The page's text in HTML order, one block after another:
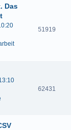
Das
51919
62431